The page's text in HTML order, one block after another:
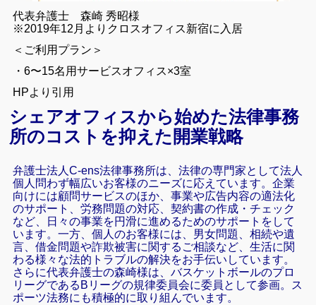
代表弁護士 森崎 秀昭様
※2019年12月よりクロスオフィス新宿に入居
＜ご利用プラン＞
・6〜15名用サービスオフィス×3室
HPより引用
シェアオフィスから始めた法律事務
所のコストを抑えた開業戦略
弁護士法人C-ens法律事務所は、法律の専門家として法人
個人問わず幅広いお客様のニーズに応えています。企業
向けには顧問サービスのほか、事業や広告内容の適法化
のサポート、労務問題の対応、契約書の作成・チェック
など、日々の事業を円滑に進めるためのサポートをして
います。一方、個人のお客様には、男女問題、相続や遺
言、借金問題や詐欺被害に関するご相談など、生活に関
わる様々な法的トラブルの解決をお手伝いしています。
さらに代表弁護士の森崎様は、バスケットボールのプロ
リーグであるBリーグの規律委員会に委員として参画。ス
ポーツ法務にも積極的に取り組んでいます。